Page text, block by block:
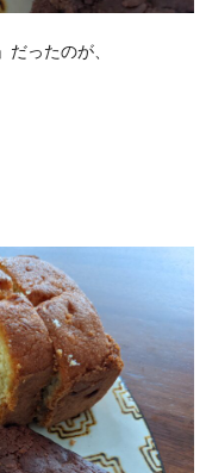
ったのが、